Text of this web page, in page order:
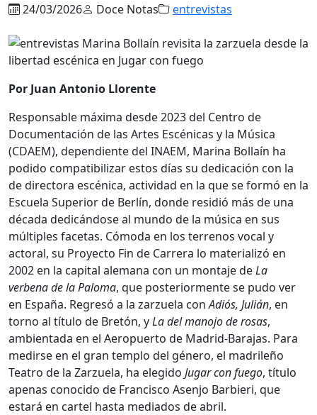
24/03/2026
Doce Notas entrevistas
Por Juan Antonio Llorente
Responsable máxima desde 2023 del Centro de
Documentación de las Artes Escénicas y la Música
(CDAEM), dependiente del INAEM, Marina Bollaín ha
podido compatibilizar estos días su dedicación con la
de directora escénica, actividad en la que se formó en la
Escuela Superior de Berlín, donde residió más de una
década dedicándose al mundo de la música en sus
múltiples facetas. Cómoda en los terrenos vocal y
actoral, su Proyecto Fin de Carrera lo materializó en
2002 en la capital alemana con un montaje deLa
verbena de la Paloma, que posteriormente se pudo ver
en España. Regresó a la zarzuela conAdiós, Julián, en
torno al título de Bretón, yLa del manojo de rosas,
ambientada en el Aeropuerto de Madrid-Barajas. Para
medirse en el gran templo del género, el madrileño
Teatro de la Zarzuela, ha elegido Jugar con fuego, título
apenas conocido de Francisco Asenjo Barbieri, que
estará en cartel hasta mediados de abril.